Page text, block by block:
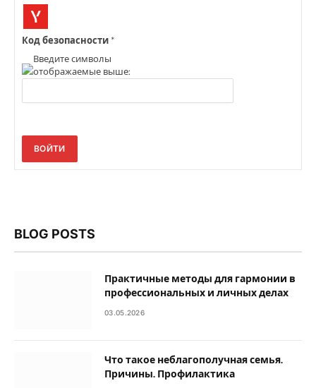
Код безопасности *
Введите символы
отображаемые выше:
ВОЙТИ
BLOG POSTS
Практичные методы для гармонии в
профессиональных и личных делах
03.05.2026
Что такое неблагополучная семья.
Причины. Профилактика